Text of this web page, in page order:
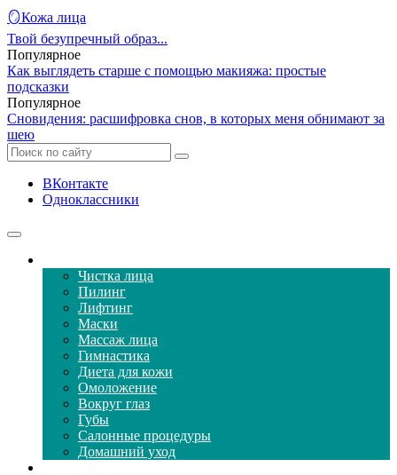
🪞Кожа лица
Твой безупречный образ...
Популярное
Как выглядеть старше с помощью макияжа: простые
подсказки
Популярное
Сновидения: расшифровка снов, в которых меня обнимают за
шею
ВКонтакте
Одноклассники
Чистка лица
Пилинг
Лифтинг
Маски
Массаж лица
Гимнастика
Диета для кожи
Омоложение
Вокруг глаз
Губы
Салонные процедуры
Домашний уход